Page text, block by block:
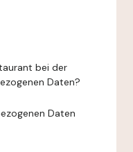
bei der
Daten?
Daten